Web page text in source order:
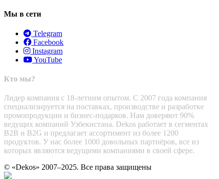
Мы в сети
Telegram
Facebook
Instagram
YouTube
Кто мы?
Лидер компания с 18-летним опытом. С 2007 года компания
специализируется на поставках, производстве и разработке
промопродукции и бизнес-подарков. Нам доверяют 90%
ведущих компаний Узбекистана. Dekos работает в сегментах
B2B и B2G и предлагает ассортимент из более 1200
продуктов. У нас более 1000 довольных партнёров, все из
которых являются ведущими компаниями в своей сфере.
© «Dekos» 2007–2025. Все права защищены